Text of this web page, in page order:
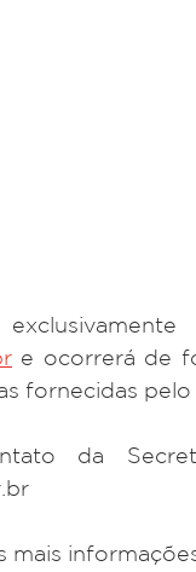
e ocorrerá de
fornecidas
da
mais